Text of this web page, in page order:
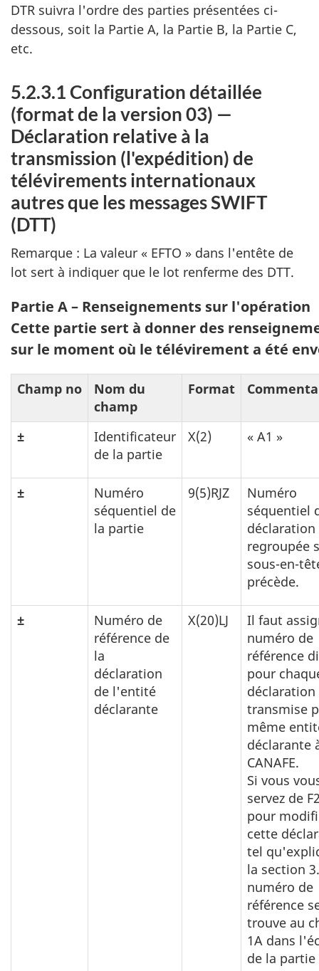
DTR suivra l'ordre des parties présentées ci-
dessous, soit la Partie A, la Partie B, la Partie C,
etc.
5.2.3.1 Configuration détaillée
(format de la version 03) —
Déclaration relative à la
transmission (l'expédition) de
télévirements internationaux
autres que les messages SWIFT
(DTT)
Remarque : La valeur « EFTO » dans l'entête de
lot sert à indiquer que le lot renferme des DTT.
Partie A – Renseignements sur l'opération
Cette partie sert à donner des
sur le moment où le télévirement a été
Champ no
Nom du
champ
Format
±
Identificateur
de la partie
X(2) « A1 »
±
Numéro
séquentiel de
la partie
9(5)RJZ
Numéro
séquentiel
déclaration
regroupée
sous-en-
précède.
±
Numéro de
référence de
la
déclaration
de l'entité
déclarante
X(20)LJ
Il faut
numéro de
référence
pour
déclaration
transmise
même
déclarante
CANAFE.
Si vous
servez de
pour
cette
tel
la section
numéro de
référence
trouve au
1A dans
de la partie